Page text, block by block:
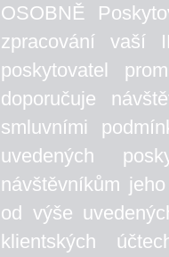
OSOBNĚ
zpracování vaší
poskytovatel
doporučuje
smluvními
uvedených
návštěvníkům
od výše
klientských